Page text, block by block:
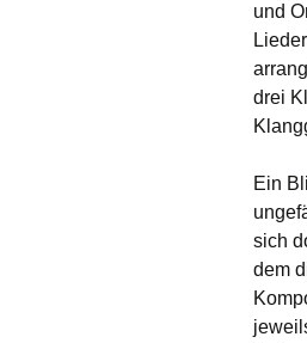
und
drei
Ein
sich
dem